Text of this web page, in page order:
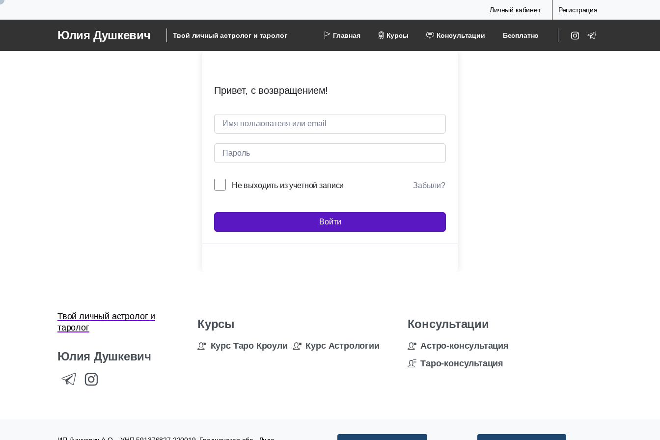
Личный кабинет Регистрация
Юлия Душкевич Твой личный астролог и таролог Главная Курсы Консультации Бесплатно
Привет, с возвращением!
Не выходить из учетной записи Забыли?
Войти
Твой личный астролог и
таролог
Юлия Душкевич
Курсы
Курс Таро Кроули Курс Астрологии
Консультации
Астро-консультация
Таро-консультация